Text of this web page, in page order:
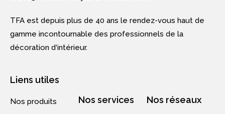
TFA est depuis plus de 40 ans le rendez-vous haut de
gamme incontournable des professionnels de la
décoration d‘intérieur.
Liens utiles
Nos produits
Nos services Nos réseaux